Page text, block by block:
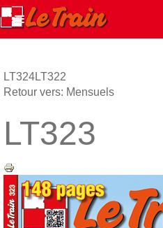
LT324LT322
Retour vers: Mensuels
LT323